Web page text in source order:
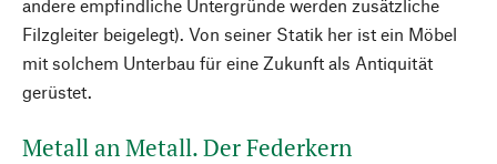
andere empfindliche Untergründe werden zusätzliche
Filzgleiter beigelegt). Von seiner Statik her ist ein Möbel
mit solchem Unterbau für eine Zukunft als Antiquität
gerüstet.
Metall an Metall. Der Federkern